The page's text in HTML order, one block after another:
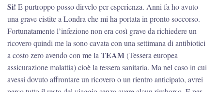
Si! E purtroppo posso dirvelo per esperienza. Anni fa ho avuto
una grave cistite a Londra che mi ha portata in pronto soccorso.
Fortunatamente l’infezione non era così grave da richiedere un
ricovero quindi me la sono cavata con una settimana di antibiotici
a costo zero avendo con me la TEAM(Tessera europea
assicurazione malattia) cioè la tessera sanitaria. Ma nel caso in cui
avessi dovuto affrontare un ricovero o un rientro anticipato, avrei